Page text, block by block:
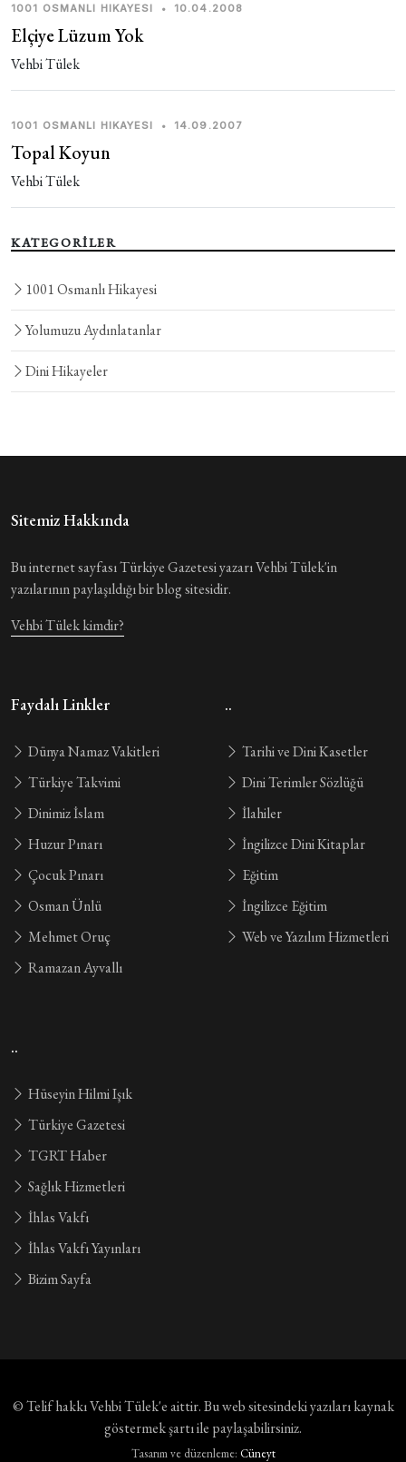
1001 OSMANLI HIKAYESI • 10.04.2008
Elçiye Lüzum Yok
Vehbi Tülek
1001 OSMANLI HIKAYESI • 14.09.2007
Topal Koyun
Vehbi Tülek
KATEGORİLER
1001 Osmanlı Hikayesi
Yolumuzu Aydınlatanlar
Dini Hikayeler
Sitemiz Hakkında
Bu internet sayfası Türkiye Gazetesi yazarı Vehbi Tülek'in
yazılarının paylaşıldığı bir blog sitesidir.
Vehbi Tülek kimdir?
Faydalı Linkler
Dünya Namaz Vakitleri
Türkiye Takvimi
Dinimiz İslam
Huzur Pınarı
Çocuk Pınarı
Osman Ünlü
Mehmet Oruç
Ramazan Ayvallı
..
Tarihi ve Dini Kasetler
Dini Terimler Sözlüğü
İlahiler
İngilizce Dini Kitaplar
Eğitim
İngilizce Eğitim
Web ve Yazılım Hizmetleri
..
Hüseyin Hilmi Işık
Türkiye Gazetesi
TGRT Haber
Sağlık Hizmetleri
İhlas Vakfı
İhlas Vakfı Yayınları
Bizim Sayfa
© Telif hakkıVehbi Tülek'e aittir. Bu web sitesindeki yazıları kaynak
göstermek şartı ile paylaşabilirsiniz.
Tasarım ve düzenleme: Cüneyt